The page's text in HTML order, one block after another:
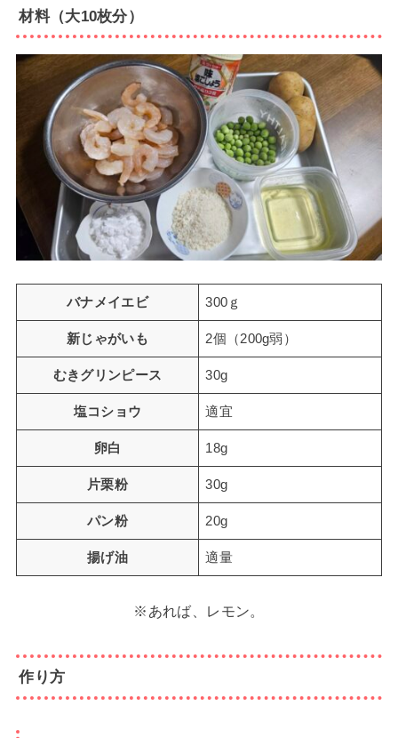
材料（大10枚分）
バナメイエビ 300ｇ
新じゃがいも 2個（200g弱）
むきグリンピース 30g
塩コショウ 適宜
卵白 18g
片栗粉 30g
パン粉 20g
揚げ油 適量
※あれば、レモン。
作り方